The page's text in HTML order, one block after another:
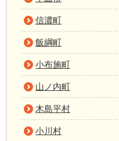
信濃町
飯綱町
小布施町
山ノ内町
木島平村
小川村